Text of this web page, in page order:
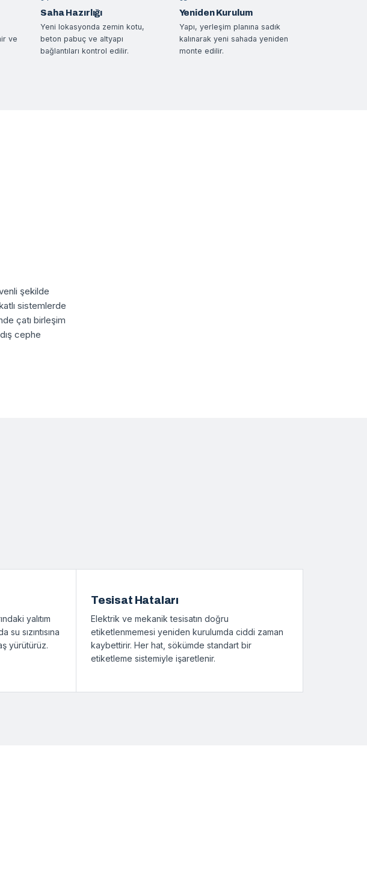
ve
Saha Hazırlığı
Yeni lokasyonda zemin kotu,
beton pabuç ve altyapı
bağlantıları kontrol edilir.
Yeniden Kurulum
Yapı, yerleşim planına sadık
kalınarak yeni sahada yeniden
monte edilir.
şekilde
sistemlerde
çatı birleşim
cephe
yalıtım
sızıntısına
yürütürüz.
Tesisat Hataları
Elektrik ve mekanik tesisatın doğru
etiketlenmemesi yeniden kurulumda ciddi zaman
kaybettirir. Her hat, sökümde standart bir
etiketleme sistemiyle işaretlenir.